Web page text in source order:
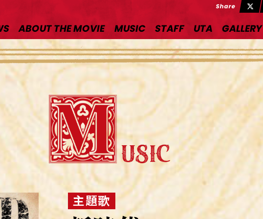
Share
ABOUT THE MOVIE MUSIC STAFF UTA GALLERY
主題歌